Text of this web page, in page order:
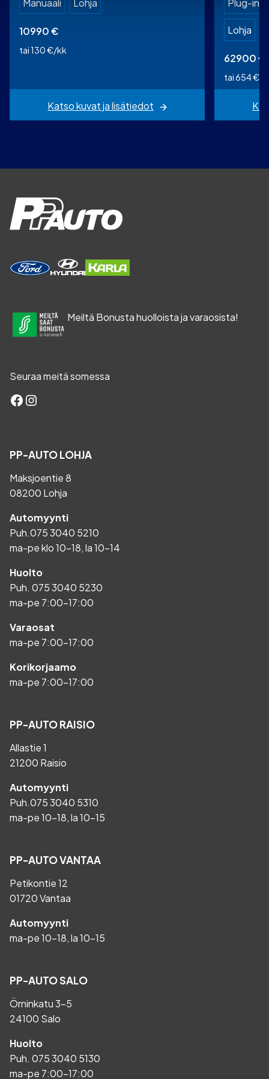
10990€
tai 130 €/kk
Katso kuvat ja lisätiedot
Lohja
62900€
tai 654 €/
Meiltä Bonusta huolloista ja varaosista!
Seuraa meitä somessa
Facebook
Instagram
PP-AUTO LOHJA
Maksjoentie 8
08200 Lohja
Automyynti
Puh.075 3040 5210
ma-pe klo 10-18, la 10-14
Huolto
Puh. 075 3040 5230
ma-pe 7:00-17:00
Varaosat
ma-pe 7:00-17:00
Korikorjaamo
ma-pe 7:00-17:00
PP-AUTO RAISIO
Allastie 1
21200 Raisio
Automyynti
Puh.075 3040 5310
ma-pe 10-18, la 10-15
PP-AUTO VANTAA
Petikontie 12
01720 Vantaa
Automyynti
ma-pe 10-18, la 10-15
PP-AUTO SALO
Örninkatu 3-5
24100 Salo
Huolto
Puh. 075 3040 5130
ma-pe 7:00-17:00